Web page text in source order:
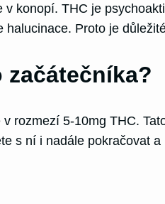
konopí. THC je
Proto je
začátečníka?
rozmezí 5-10mg THC.
s ní i nadále pokračovat a